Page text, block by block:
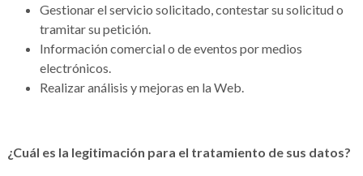
Gestionar el servicio solicitado, contestar su solicitud o
tramitar su petición.
Información comercial o de eventos por medios
electrónicos.
Realizar análisis y mejoras en la Web.
¿Cuál es la legitimación para el tratamiento de sus datos?